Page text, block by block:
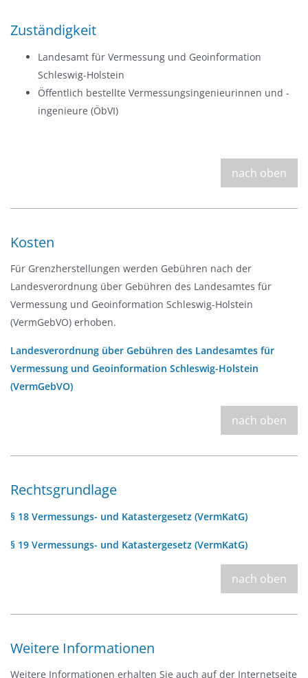
Zuständigkeit
Landesamt für Vermessung und Geoinformation
Schleswig-Holstein
Öffentlich bestellte Vermessungsingenieurinnen und -
ingenieure (ÖbVI)
nach oben
Kosten
Für Grenzherstellungen werden Gebühren nach der
Landesverordnung über Gebühren des Landesamtes für
Vermessung und Geoinformation Schleswig-Holstein
(VermGebVO) erhoben.
Landesverordnung über Gebühren des Landesamtes für
Vermessung und Geoinformation Schleswig-Holstein
(VermGebVO)
nach oben
Rechtsgrundlage
§ 18 Vermessungs- und Katastergesetz (VermKatG)
§ 19 Vermessungs- und Katastergesetz (VermKatG)
nach oben
Weitere Informationen
Weitere Informationen erhalten Sie auch auf der Internetseite